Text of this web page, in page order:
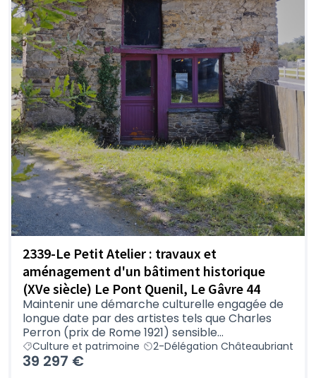
2339-Le Petit Atelier : travaux et
aménagement d'un bâtiment historique
(XVe siècle) Le Pont Quenil, Le Gâvre 44
Maintenir une démarche culturelle engagée de
longue date par des artistes tels que Charles
Perron (prix de Rome 1921) sensible...
Culture et patrimoine 2-Délégation Châteaubriant
39 297 €